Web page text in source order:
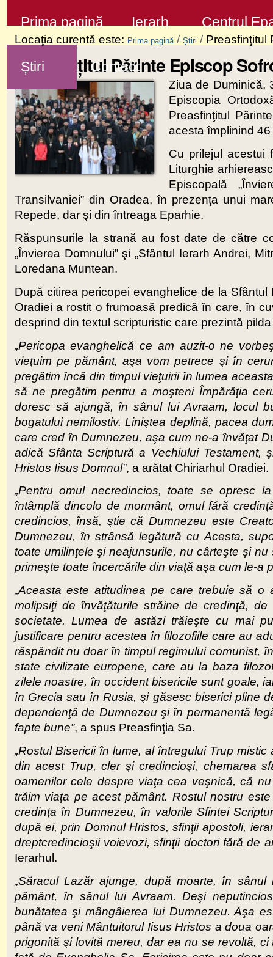
la
conţinut
Sari
la
navigare
Prima pagină Ierarh Centrul
Știri Contact
Locaţia curentă este: Prima pagină / Știri / Preasfinţitul
Preasfinţitul Părinte Episcop
Ziua de Duminică,
Episcopia
Preasfinţitul
acesta împlinind 46
Cu prilejul acestui
Liturghie
Episcopală
Transilvaniei” din Oradea, în prezenţa unui
Repede, dar şi din întreaga Eparhie.
Răspunsurile la strană au fost date de către
„Învierea Domnului” şi „Sfântul Ierarh Andrei,
Loredana Muntean.
După citirea pericopei evanghelice de la
Oradiei a rostit o frumoasă predică în care, în
desprind din textul scripturistic care prezintă
„Pericopa evanghelică ce am auzit-o ne
vieţuim pe pământ, aşa vom petrece şi în
pregătim încă din timpul vieţuirii în lumea
să ne pregătim pentru a moşteni Împărăţia
doresc să ajungă, în sânul lui Avraam, locul
bogatului nemilostiv. Liniştea deplină, pacea
care cred în Dumnezeu, aşa cum ne-a învăţat
adică Sfânta Scriptură a Vechiului
Hristos Iisus Domnul”, a arătat Chiriarhul Oradiei.
„Pentru omul necredincios, toate se opresc
întâmplă dincolo de mormânt, omul fără
credincios, însă, ştie că Dumnezeu este
Dumnezeu, în strânsă legătură cu Acesta,
toate umilinţele şi neajunsurile, nu cârteşte şi
primeşte toate încercările din viaţă aşa cum le-a
„Aceasta este atitudinea pe care trebuie să
molipsiţi de învăţăturile străine de credinţă,
societate. Lumea de astăzi trăieşte cu mai
justificare pentru acestea în filozofiile care au
răspândit nu doar în timpul regimului comunist,
state civilizate europene, care au la baza
zilele noastre, în occident bisericile sunt goale,
în Grecia sau în Rusia, şi găsesc biserici pline
dependenţă de Dumnezeu şi în permanentă
fapte bune”, a spus Preasfinţia Sa.
„Rostul Bisericii în lume, al întregului Trup
din acest Trup, cler şi credincioşi, chemarea
oamenilor cele despre viaţa cea veşnică, că
trăim viaţa pe acest pământ. Rostul nostru
credinţa în Dumnezeu, în valorile Sfintei
după ei, prin Domnul Hristos, sfinţii apostoli,
dreptcredincioşii voievozi, sfinţii doctori fără de
Ierarhul.
„Săracul Lazăr ajunge, după moarte, în
pământ, în sânul lui Avraam. Deşi
bunătatea şi mângâierea lui Dumnezeu. Aşa
până va veni Mântuitorul Iisus Hristos a doua
prigonită şi lovită mereu, dar ea nu se revoltă,